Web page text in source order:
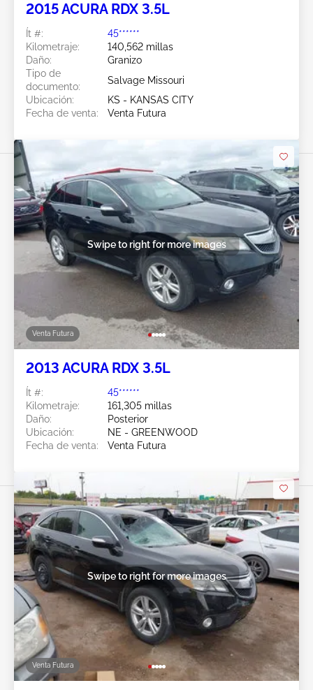
2015 ACURA RDX 3.5L
Ít #:
45******
Kilometraje:
140,562 millas
Daño:
Granizo
Tipo de
documento:
Salvage Missouri
Ubicación:
KS - KANSAS CITY
Fecha de venta:
Venta Futura
Venta Futura
Swipe to right for more images
2013 ACURA RDX 3.5L
Ít #:
45******
Kilometraje:
161,305 millas
Daño:
Posterior
Ubicación:
NE - GREENWOOD
Fecha de venta:
Venta Futura
Venta Futura
Swipe to right for more images